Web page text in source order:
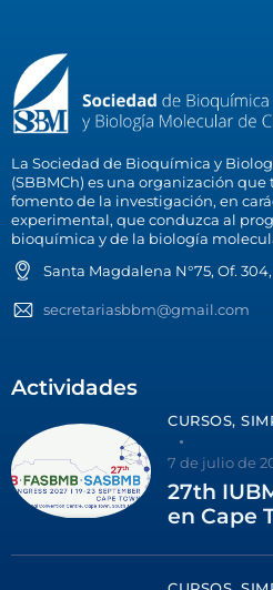
La Sociedad de Bioquímica y
(SBBMCh) es una organización
fomento de la investigación, en
experimental, que conduzca al
bioquímica y de la biología
Santa Magdalena N°75, Of.
secretariasbbm@gmail.com
Actividades
CURSOS,
7 de julio de
27th
en Cape